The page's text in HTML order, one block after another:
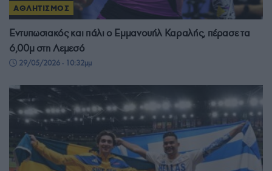
ΑΘΛΗΤΙΣΜΟΣ
Εντυπωσιακός και πάλι ο Εμμανουήλ Καραλής, πέρασε τα
6,00μ στη Λεμεσό
29/05/2026 - 10:32μμ